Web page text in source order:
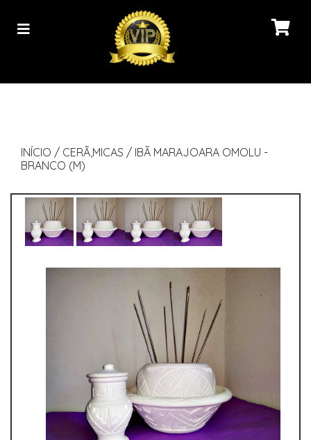
INÍCIO / CERÃ‚MICAS / IBÃ MARAJOARA OMOLU -
BRANCO (M)